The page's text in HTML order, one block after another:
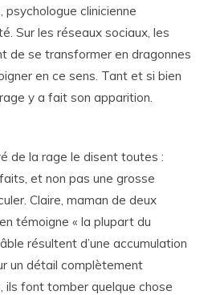
psychologue clinicienne
Sur les réseaux sociaux, les
de se transformer en dragonnes
en ce sens. Tant et si bien
y a fait son apparition.
de la rage le disent toutes :
et non pas une grosse
Claire, maman de deux
témoigne « la plupart du
résultent d’une accumulation
un détail complètement
ils font tomber quelque chose